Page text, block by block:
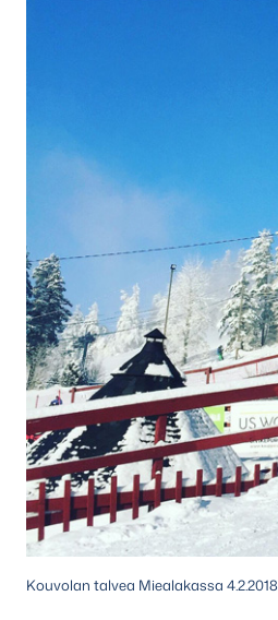
Kouvolan talvea Miealakassa 4.2.2018.